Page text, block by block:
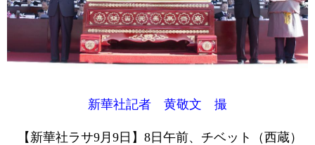
新華社記者 黄敬文 撮
【新華社ラサ9月9日】8日午前、チベット（西蔵）